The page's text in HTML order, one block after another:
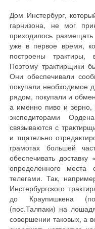
Дом Инстербург,
гарнизона, не мог
приходилось
уже в первое время,
построены
Поэтому трактирщики
Они обеспечивали
покупали необходимое
рядом, покупали и
а именно пиво и зерно,
экспедиторами
связываются с
и тщательно
грамотах большей
обеспечивать
определенного
телегами. Так,
Инстербургского
до Краупишкена
(пос.Талпаки) на
совершении таковых, а